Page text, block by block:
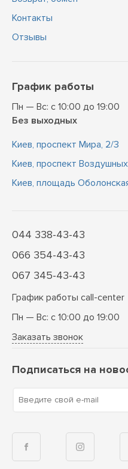
Контакты
Отзывы
График работы
Пн — Вс: с 10:00 до 19:00
Без выходных
Киев, проспект Мира, 2/3
Киев, проспект
Киев, площадь
044 338-43-43
066 354-43-43
067 345-43-43
График работы call-center
Пн — Вс: с 10:00 до 19:00
Заказать звонок
Подписаться на
Введите свой e-mail